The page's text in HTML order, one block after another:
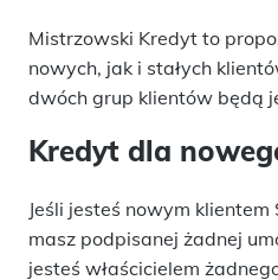
Mistrzowski Kredyt to
nowych, jak i stałych
dwóch grup klientów będą
Kredyt dla
Jeśli jesteś nowym
masz podpisanej żadnej
jesteś właścicielem